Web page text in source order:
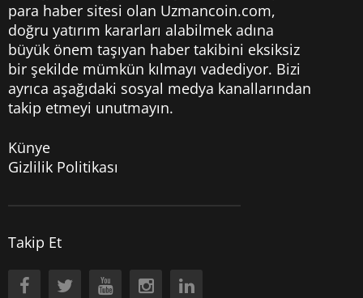
para haber sitesi olan Uzmancoin.com,
doğru yatırım kararları alabilmek adına
büyük önem taşıyan haber takibini eksiksiz
bir şekilde mümkün kılmayı vadediyor. Bizi
ayrıca aşağıdaki sosyal medya kanallarından
takip etmeyi unutmayın.
Künye
Gizlilik Politikası
Takip Et